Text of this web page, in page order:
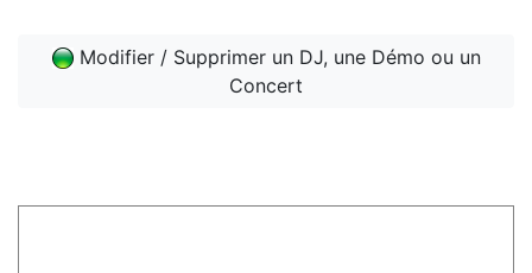
Modifier / Supprimer un DJ, une Démo ou un
Concert